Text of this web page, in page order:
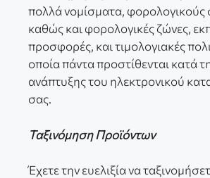
πολλά νομίσματα, φορολογικούς
καθώς και φορολογικές ζώνες,
προσφορές, και τιμολογιακές
οποία πάντα προστίθενται κατά
ανάπτυξης του ηλεκτρονικού
σας.
Ταξινόμηση Προϊόντων
Έχετε την ευελιξία να